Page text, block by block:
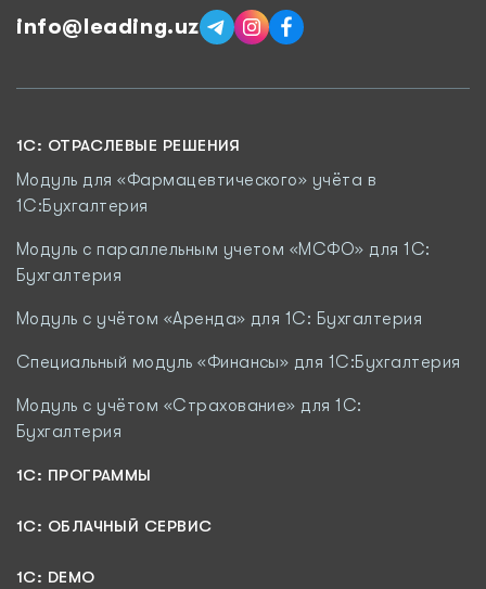
info@leading.uz
1C: ОТРАСЛЕВЫЕ РЕШЕНИЯ
Модуль для «Фармацевтического» учёта в
1С:Бухгалтерия
Модуль с параллельным учетом «МСФО» для 1С:
Бухгалтерия
Модуль с учётом «Аренда» для 1С: Бухгалтерия
Специальный модуль «Финансы» для 1С:Бухгалтерия
Модуль c учётом «Страхование» для 1С:
Бухгалтерия
1С: ПРОГРАММЫ
1C: ОБЛАЧНЫЙ СЕРВИС
1C: DEMO